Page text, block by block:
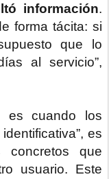
información.
forma tácita: si
que lo
al servicio”,
es cuando los
es
concretos que
usuario. Este